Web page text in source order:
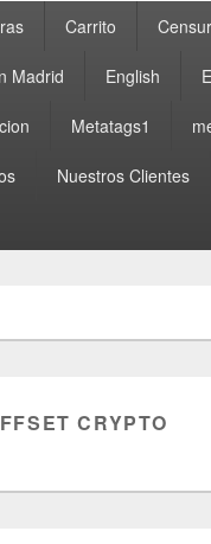
Carrito
Madrid English
Metatags1
Nuestros Clientes
CRYPTO